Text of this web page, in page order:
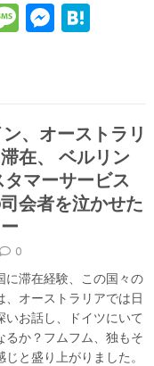
M
g
e
M
g
er
a
、オーストラリ
在、 ベルリン
マーサービス
会者を泣かせた
0
に滞在経験、この国々の
、オーストラリアでは日
お話し、ドイツにいて
るか？フムフム、独もそ
と盛り上がりました。